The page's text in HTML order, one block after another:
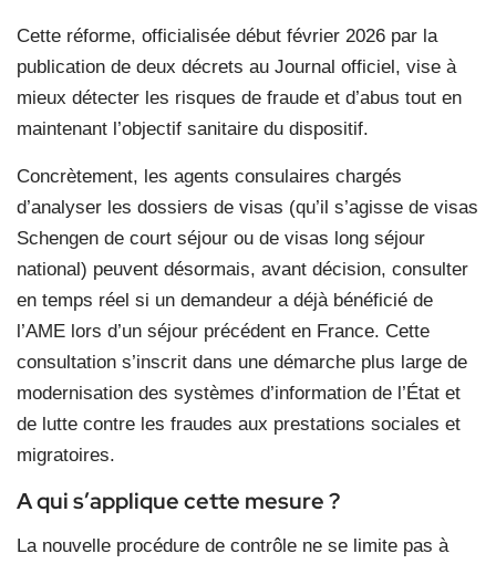
Cette réforme, officialisée début février 2026 par la
publication de deux décrets au Journal officiel, vise à
mieux détecter les risques de fraude et d’abus tout en
maintenant l’objectif sanitaire du dispositif.
Concrètement, les agents consulaires chargés
d’analyser les dossiers de visas (qu’il s’agisse de visas
Schengen de court séjour ou de visas long séjour
national) peuvent désormais, avant décision, consulter
en temps réel si un demandeur a déjà bénéficié de
l’AME lors d’un séjour précédent en France. Cette
consultation s’inscrit dans une démarche plus large de
modernisation des systèmes d’information de l’État et
de lutte contre les fraudes aux prestations sociales et
migratoires.
A qui s’applique cette mesure ?
La nouvelle procédure de contrôle ne se limite pas à